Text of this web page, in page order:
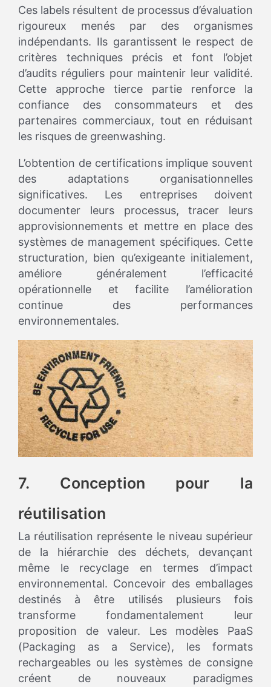
Ces labels résultent de processus d’évaluation
rigoureux menés par des organismes
indépendants. Ils garantissent le respect de
critères techniques précis et font l’objet
d’audits réguliers pour maintenir leur validité.
Cette approche tierce partie renforce la
confiance des consommateurs et des
partenaires commerciaux, tout en réduisant
les risques de greenwashing.
L’obtention de certifications implique souvent
des adaptations organisationnelles
significatives. Les entreprises doivent
documenter leurs processus, tracer leurs
approvisionnements et mettre en place des
systèmes de management spécifiques. Cette
structuration, bien qu’exigeante initialement,
améliore généralement l’efficacité
opérationnelle et facilite l’amélioration
continue des performances
environnementales.
7. Conception pour la
réutilisation
La réutilisation représente le niveau supérieur
de la hiérarchie des déchets, devançant
même le recyclage en termes d’impact
environnemental. Concevoir des emballages
destinés à être utilisés plusieurs fois
transforme fondamentalement leur
proposition de valeur. Les modèles PaaS
(Packaging as a Service), les formats
rechargeables ou les systèmes de consigne
créent de nouveaux paradigmes